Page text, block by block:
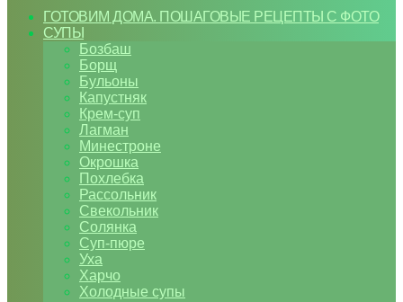
ГОТОВИМ ДОМА. ПОШАГОВЫЕ РЕЦЕПТЫ С ФОТО
СУПЫ
Бозбаш
Борщ
Бульоны
Капустняк
Крем-суп
Лагман
Минестроне
Окрошка
Похлебка
Рассольник
Свекольник
Солянка
Суп-пюре
Уха
Харчо
Холодные супы